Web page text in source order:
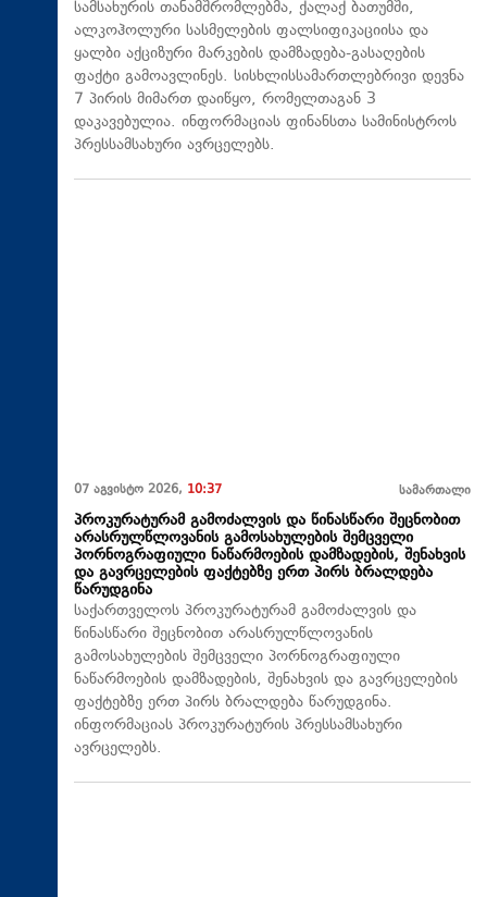
სამსახურის თანამშრომლებმა, ქალაქ ბათუმში,
ალკოჰოლური სასმელების ფალსიფიკაციისა და
ყალბი აქციზური მარკების დამზადება-გასაღების
ფაქტი გამოავლინეს. სისხლისსამართლებრივი დევნა
7 პირის მიმართ დაიწყო, რომელთაგან 3
დაკავებულია. ინფორმაციას ფინანსთა სამინისტროს
პრესსამსახური ავრცელებს.
07 აგვისტო 2026, 10:37 სამართალი
პროკურატურამ გამოძალვის და წინასწარი შეცნობით
არასრულწლოვანის გამოსახულების შემცველი
პორნოგრაფიული ნაწარმოების დამზადების, შენახვის
და გავრცელების ფაქტებზე ერთ პირს ბრალდება
წარუდგინა
საქართველოს პროკურატურამ გამოძალვის და
წინასწარი შეცნობით არასრულწლოვანის
გამოსახულების შემცველი პორნოგრაფიული
ნაწარმოების დამზადების, შენახვის და გავრცელების
ფაქტებზე ერთ პირს ბრალდება წარუდგინა.
ინფორმაციას პროკურატურის პრესსამსახური
ავრცელებს.